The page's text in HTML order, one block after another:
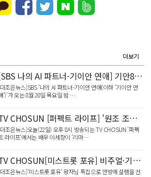
더보기
[SBS 나의 AI 파트너-기이안 연애] 기안84, AI와 사랑에 빠질 수 있을까? SBS 기이안 연애, 국…
조은뉴스]SBS '나의 AI 파트너-기이안 연애(이하 '기이안 연
')'가 오는 8월 20일 목요일 밤 …
TV CHOSUN [퍼펙트 라이프] '원조 조각 미남' 배우 이세창 출격! 돌연 '가수' 데뷔한 사연은?
조은뉴스]오늘(22일) 오후 8시 방송되는 TV CHOSUN '퍼펙
라이프'에서는 배우 이세창이 '리마…
TV CHOSUN[미스트롯 포유] 비주얼·기럭지·미성 다 갖췄다! '피겨 왕자' 차준환 보컬 트레이너 깜짝 …
조은뉴스]'미스트롯 포유' 왕자님 특집으로 안방에 설렘을 선